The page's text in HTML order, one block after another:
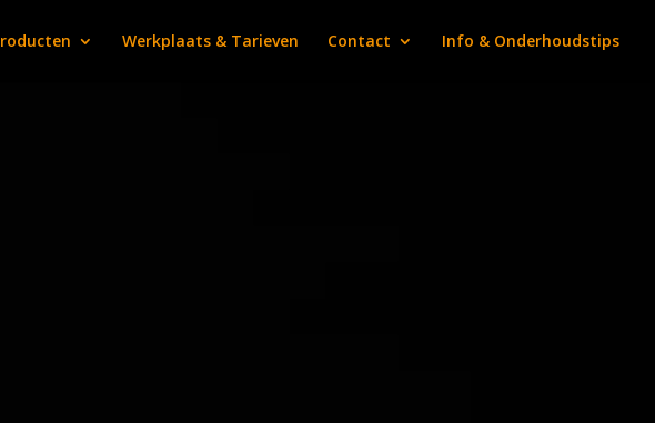
Werkplaats & Tarieven Contact Info & Onderhoudstips